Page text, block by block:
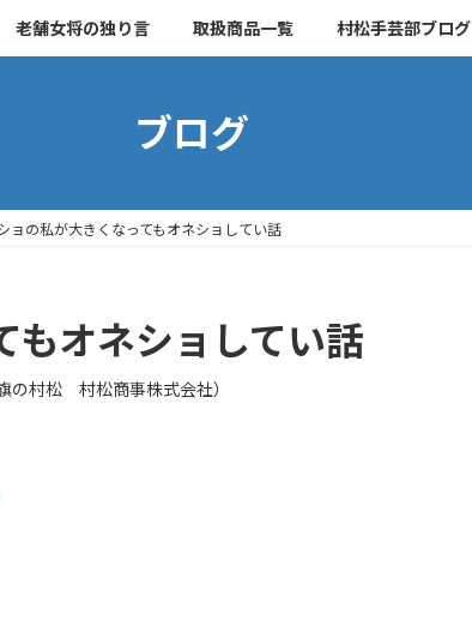
老舗女将の独り言 取扱商品一覧 村松手芸部ブログ
ブログ
ョの私が大きくなってもオネショしてい話
もオネショしてい話
村松 村松商事株式会社）